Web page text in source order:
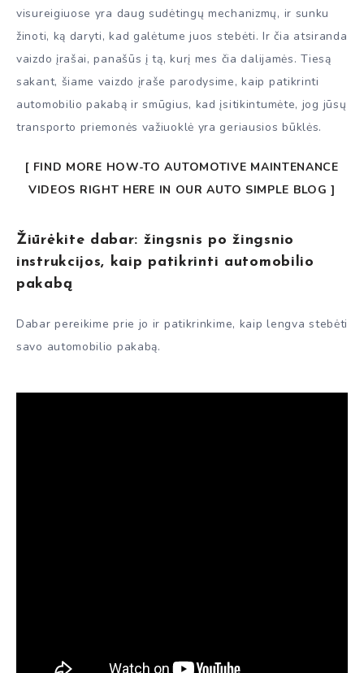
visureigiuose yra daug sudėtingų mechanizmų, ir sunku
žinoti, ką daryti, kad galėtume juos stebėti. Ir čia atsiranda
vaizdo įrašai, panašūs į tą, kurį mes čia dalijamės. Tiesą
sakant, šiame vaizdo įraše parodysime, kaip patikrinti
automobilio pakabą ir smūgius, kad įsitikintumėte, jog jūsų
transporto priemonės važiuoklė yra geriausios būklės.
[ FIND MORE HOW-TO AUTOMOTIVE MAINTENANCE
VIDEOS RIGHT HERE IN OUR AUTO SIMPLE BLOG ]
Žiūrėkite dabar: žingsnis po žingsnio
instrukcijos, kaip patikrinti automobilio
pakabą
Dabar pereikime prie jo ir patikrinkime, kaip lengva stebėti
savo automobilio pakabą.